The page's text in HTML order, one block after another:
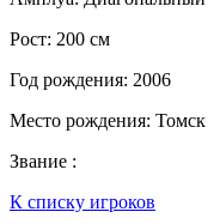
Рост: 200 см
Год рождения: 2006
Место рождения: Томск
Звание :
К списку игроков